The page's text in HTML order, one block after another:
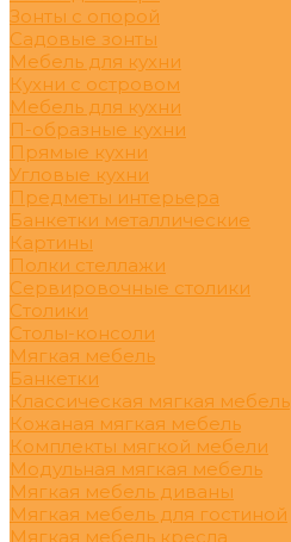
Зонты с опорой
Садовые зонты
Мебель для кухни
Кухни с островом
Мебель для кухни
П-образные кухни
Прямые кухни
Угловые кухни
Предметы интерьера
Банкетки металлические
Картины
Полки стеллажи
Сервировочные столики
Столики
Столы-консоли
Мягкая мебель
Банкетки
Классическая мягкая мебель
Кожаная мягкая мебель
Комплекты мягкой мебели
Модульная мягкая мебель
Мягкая мебель диваны
Мягкая мебель для гостиной
Мягкая мебель кресла